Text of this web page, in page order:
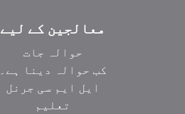
معالجین کے لیے
حوالہ جات
کب حوالہ دینا ہے۔
ایل ایم سی جرنل
تعلیم